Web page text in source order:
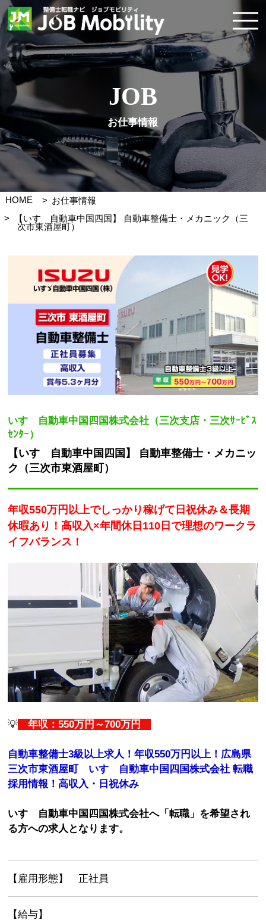
JOB
お仕事情報
HOME
お仕事情報
【いすゞ自動車中国四国】 自動車整備士・メカニック（三
次市東酒屋町）
いすゞ自動車中国四国株式会社（三次支店・三次ｻｰﾋﾞｽ
ｾﾝﾀｰ）
【いすゞ自動車中国四国】 自動車整備士・メカニッ
ク（三次市東酒屋町）
年収550万円以上でしっかり稼げて日祝休み＆長期
休暇あり！高収入×年間休日110日で理想のワークラ
イフバランス！
💡 年収：550万円～700万円
自動車整備士3級以上求人！年収550万円以上！広島県
三次市東酒屋町 いすゞ自動車中国四国株式会社 転職
採用情報！高収入・日祝休み
いすゞ自動車中国四国株式会社へ「転職」を希望され
る方への求人となります。
【雇用形態】 正社員
【給与】